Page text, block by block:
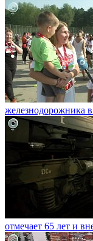
железнодорожника
отмечает 65 лет и